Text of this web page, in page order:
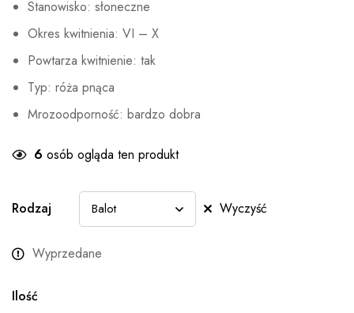
Stanowisko: słoneczne
Okres kwitnienia: VI – X
Powtarza kwitnienie: tak
Typ: róża pnąca
Mrozoodporność: bardzo dobra
6 osób ogląda ten produkt
Rodzaj Wyczyść
Wyprzedane
Ilość